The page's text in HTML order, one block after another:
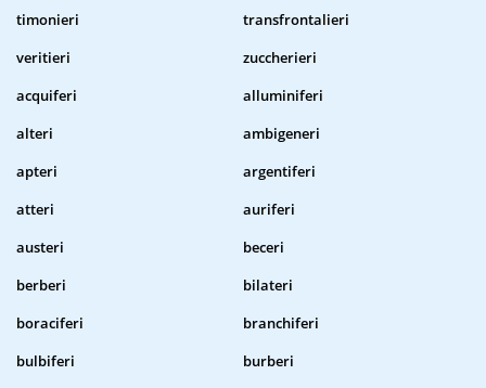
timonieri
transfrontalieri
veritieri
zuccherieri
acquiferi
alluminiferi
alteri
ambigeneri
apteri
argentiferi
atteri
auriferi
austeri
beceri
berberi
bilateri
boraciferi
branchiferi
bulbiferi
burberi